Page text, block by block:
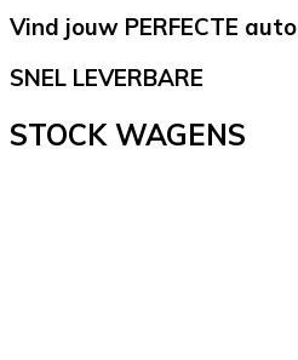
Vind jouw PERFECTE auto
SNEL LEVERBARE
STOCK WAGENS